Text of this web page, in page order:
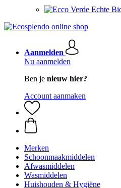
Echte
Aanmelden
Nu aanmelden
Ben je nieuw hier?
Account aanmaken
Merken
Schoonmaakmiddelen
Afwasmiddelen
Wasmiddelen
Huishouden & Hygiëne